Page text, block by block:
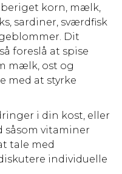
korn, mælk,
sardiner, sværdfisk
Dit
foreslå at spise
mælk, ost og
med at styrke
i din kost, eller
såsom vitaminer
tale med
individuelle